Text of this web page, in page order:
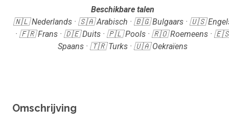
Beschikbare talen
🇳🇱 Nederlands · 🇸🇦 Arabisch · 🇧🇬 Bulgaars · 🇺🇸
· 🇫🇷 Frans · 🇩🇪 Duits · 🇵🇱 Pools · 🇷🇴 Roemeens ·
Spaans · 🇹🇷 Turks · 🇺🇦 Oekraïens
Omschrijving